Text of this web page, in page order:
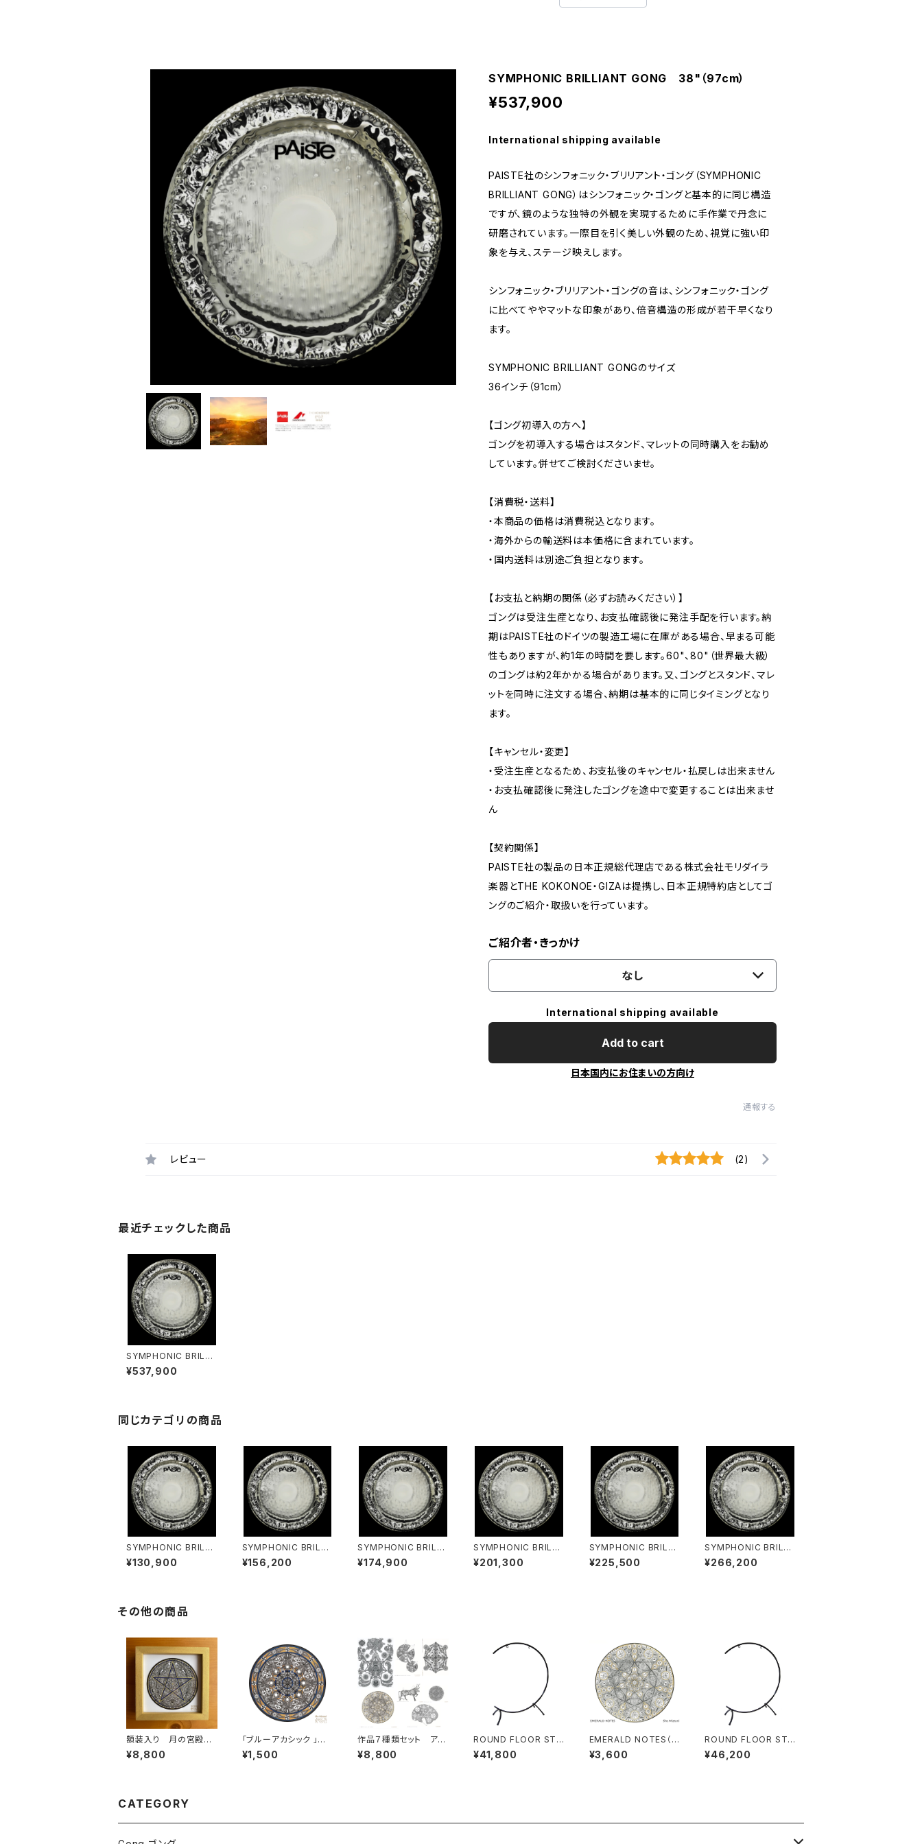
SYMPHONIC BRILLIANT GONG 38"（97cm）
¥537,900
International shipping available
PAISTE社のシンフォニック・ブリリアント・ゴング（SYMPHONIC
BRILLIANT GONG）はシンフォニック・ゴングと基本的に同じ構造
ですが、鏡のような独特の外観を実現するために手作業で丹念に
研磨されています。一際目を引く美しい外観のため、視覚に強い印
象を与え、ステージ映えします。
シンフォニック・ブリリアント・ゴングの音は、シンフォニック・ゴング
に比べてややマットな印象があり、倍音構造の形成が若干早くなり
ます。
SYMPHONIC BRILLIANT GONGのサイズ
36インチ（91cm）
【ゴング初導入の方へ】
ゴングを初導入する場合はスタンド、マレットの同時購入をお勧め
しています。併せてご検討くださいませ。
【消費税・送料】
・本商品の価格は消費税込となります。
・海外からの輸送料は本価格に含まれています。
・国内送料は別途ご負担となります。
【お支払と納期の関係（必ずお読みください）】
ゴングは受注生産となり、お支払確認後に発注手配を行います。納
期はPAISTE社のドイツの製造工場に在庫がある場合、早まる可能
性もありますが、約1年の時間を要します。60"、80"（世界最大級）
のゴングは約2年かかる場合があります。又、ゴングとスタンド、マレ
ットを同時に注文する場合、納期は基本的に同じタイミングとなり
ます。
【キャンセル・変更】
・受注生産となるため、お支払後のキャンセル・払戻しは出来ません
・お支払確認後に発注したゴングを途中で変更することは出来ませ
ん
【契約関係】
PAISTE社の製品の日本正規総代理店である株式会社モリダイラ
楽器とTHE KOKONOE・GIZAは提携し、日本正規特約店としてゴ
ングのご紹介・取扱いを行っています。
ご紹介者・きっかけ
なし
International shipping available
Add to cart
日本国内にお住まいの方向け
通報する
レビュー (2)
最近チェックした商品
SYMPHONIC BRILLI
ANT GONG 38"（97
cm）
¥537,900
同じカテゴリの商品
SYMPHONIC BRILLI
ANT GONG 20"（51
cm）
¥130,900
SYMPHONIC BRILLI
ANT GONG 22"（56
cm）
¥156,200
SYMPHONIC BRILLI
ANT GONG 24"（61
cm）
¥174,900
SYMPHONIC BRILLI
ANT GONG 26"（66
cm）
¥201,300
SYMPHONIC BRILLI
ANT GONG 28"（71
cm）
¥225,500
SYMPHONIC BRILLI
ANT GONG 30"（7
6cm）
¥266,200
その他の商品
額装入り 月の宮殿
ステッカー
¥8,800
「ブルーアカシック 」ス
テッカーⅢ［小サイズ］
¥1,500
作品７種類セット アー
トカード①〜⑦［中サイ
ズ］
¥8,800
ROUND FLOOR STA
ND（GONG：1枚用）2
2"
¥41,800
EMERALD NOTES（C
D）
¥3,600
ROUND FLOOR STA
ND（GONG：1枚用）2
8"
¥46,200
CATEGORY